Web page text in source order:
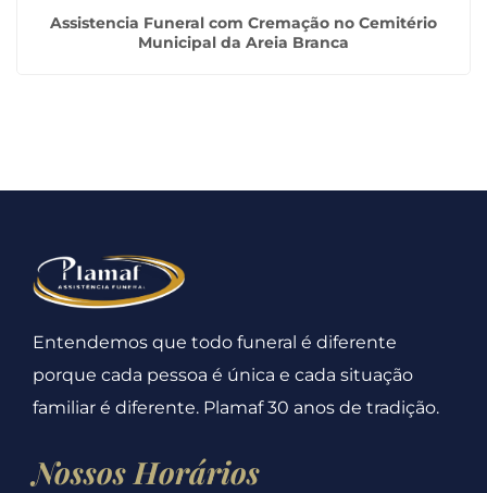
Assistencia Funeral com Cremação no Cemitério
Municipal da Areia Branca
Entendemos que todo funeral é diferente
porque cada pessoa é única e cada situação
familiar é diferente. Plamaf 30 anos de tradição.
Nossos Horários